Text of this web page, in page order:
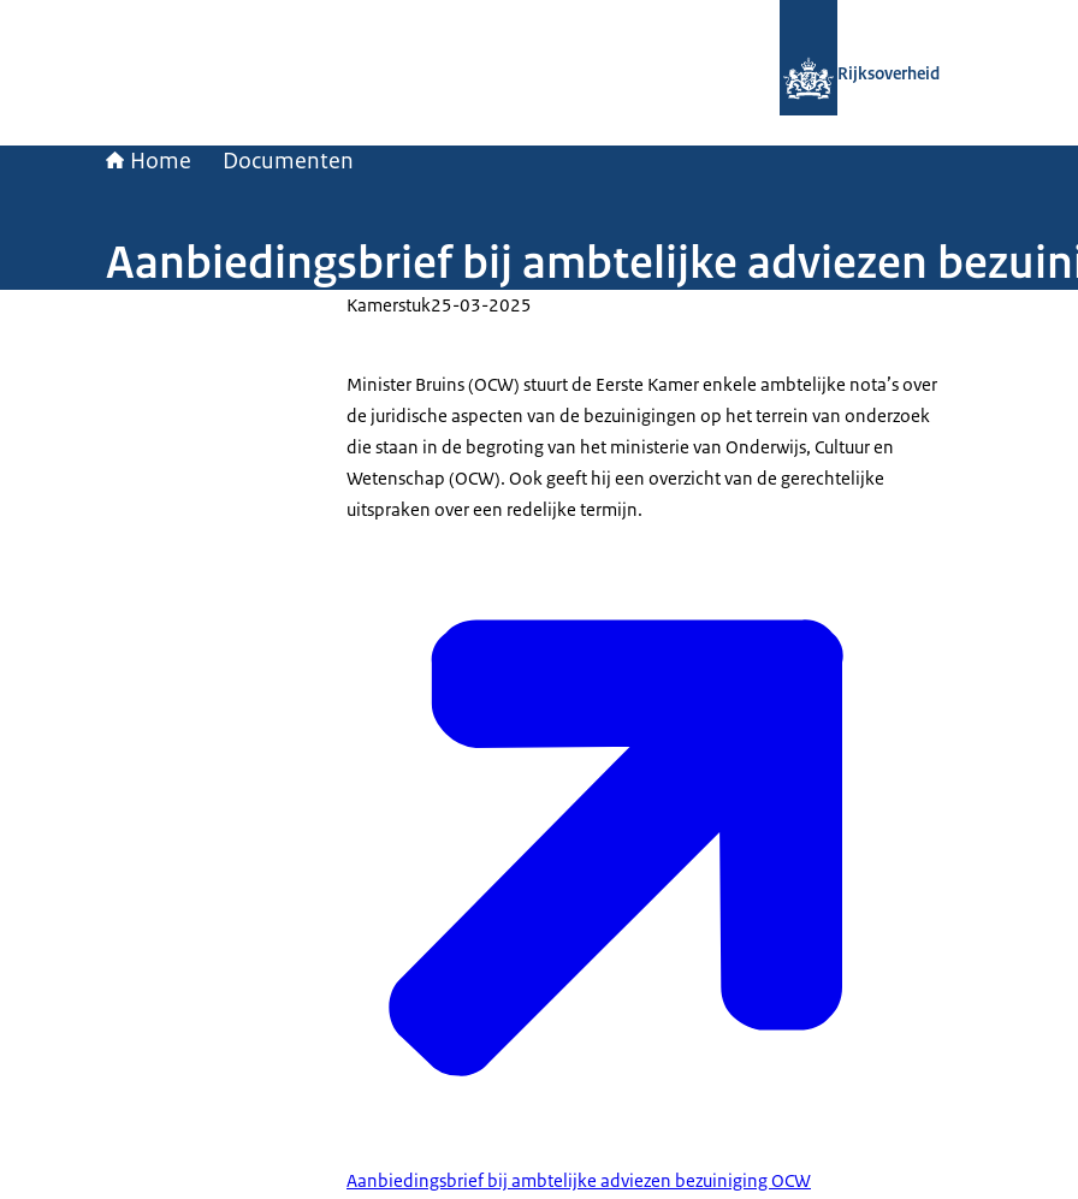
Rijksoverheid
Home Documenten
Aanbiedingsbrief bij ambtelijke adviezen
Kamerstuk25-03-2025
Minister Bruins (OCW) stuurt de Eerste Kamer enkele ambtelijke nota’s over
de juridische aspecten van de bezuinigingen op het terrein van onderzoek
die staan in de begroting van het ministerie van Onderwijs, Cultuur en
Wetenschap (OCW). Ook geeft hij een overzicht van de gerechtelijke
uitspraken over een redelijke termijn.
Aanbiedingsbrief bij ambtelijke adviezen bezuiniging OCW